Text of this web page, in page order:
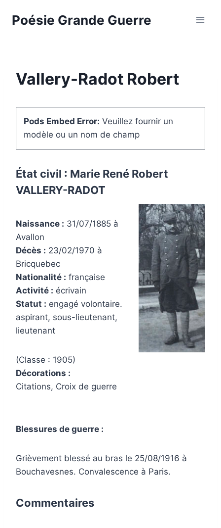
Poésie Grande Guerre
Vallery-Radot Robert
Pods Embed Error: Veuillez fournir un
modèle ou un nom de champ
État civil : Marie René Robert
VALLERY-RADOT
Naissance : 31/07/1885 à
Avallon
Décès : 23/02/1970 à
Bricquebec
Nationalité : française
Activité : écrivain
Statut : engagé volontaire.
aspirant, sous-lieutenant,
lieutenant
(Classe : 1905)
Décorations :
Citations, Croix de guerre
Blessures de guerre :
Grièvement blessé au bras le 25/08/1916 à
Bouchavesnes. Convalescence à Paris.
Commentaires